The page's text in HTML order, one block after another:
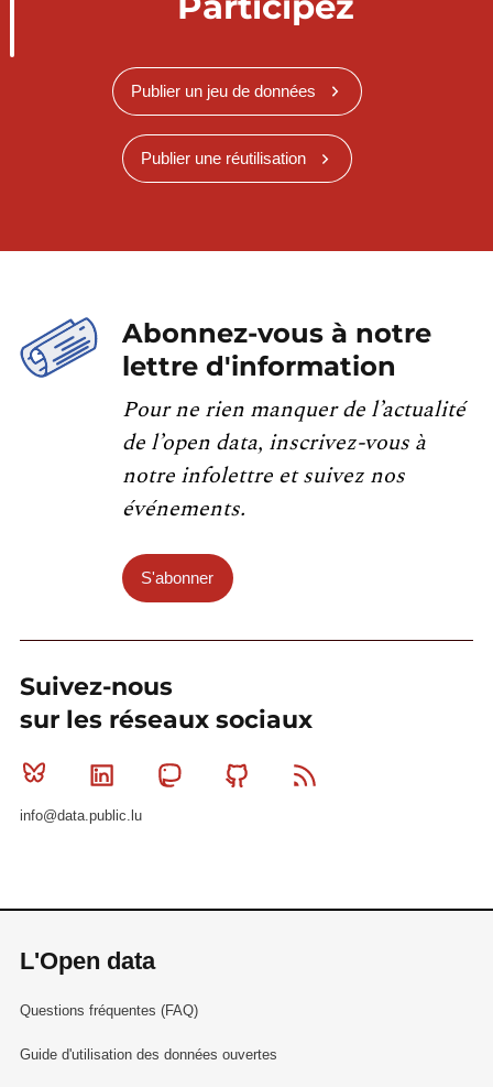
Publier un jeu de données
Publier une réutilisation
Abonnez-vous à notre
lettre d'information
Pour ne rien manquer de l’actualité
de l’open data, inscrivez-vous à
notre infolettre et suivez nos
événements.
S'abonner
Suivez-nous
sur les réseaux sociaux
Bluesky Linkedin MastodonGithub
info@data.public.lu
L'Open data
Questions fréquentes (FAQ)
Guide d'utilisation des données ouvertes